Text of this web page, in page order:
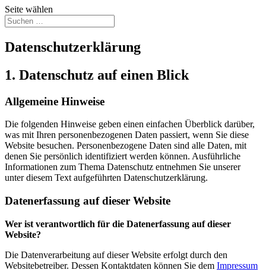
Seite wählen
Datenschutzerklärung
1. Datenschutz auf einen Blick
Allgemeine Hinweise
Die folgenden Hinweise geben einen einfachen Überblick darüber,
was mit Ihren personenbezogenen Daten passiert, wenn Sie diese
Website besuchen. Personenbezogene Daten sind alle Daten, mit
denen Sie persönlich identifiziert werden können. Ausführliche
Informationen zum Thema Datenschutz entnehmen Sie unserer
unter diesem Text aufgeführten Datenschutzerklärung.
Datenerfassung auf dieser Website
Wer ist verantwortlich für die Datenerfassung auf dieser
Website?
Die Datenverarbeitung auf dieser Website erfolgt durch den
Websitebetreiber. Dessen Kontaktdaten können Sie dem Impressum